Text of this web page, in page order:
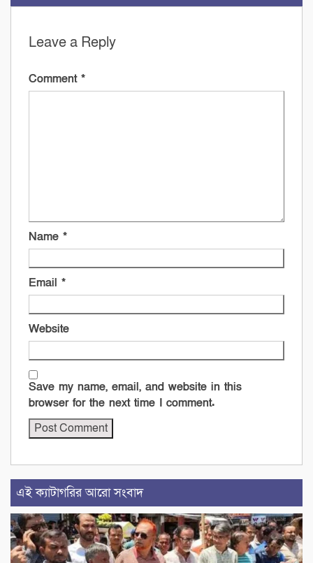
Leave a Reply
Comment *
Name *
Email *
Website
Save my name, email, and website in this
browser for the next time I comment.
এই ক্যাটাগরির আরো সংবাদ